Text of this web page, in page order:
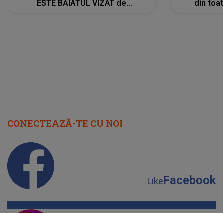
ESTE BĂIATUL VIZAT de
din
CONECTEAZĂ-TE CU NOI
LikeFacebook